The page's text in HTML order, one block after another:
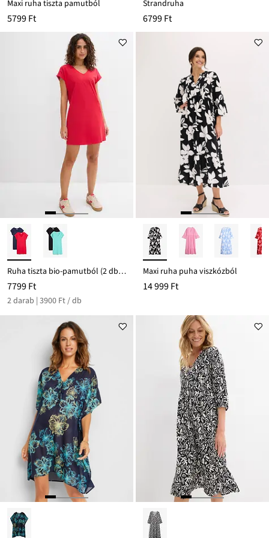
Maxi ruha tiszta pamutból
5799 Ft
Strandruha
6799 Ft
Ruha tiszta bio-pamutból (2 db-os csomag)
7799 Ft
2 darab | 3900 Ft / db
Maxi ruha puha viszkózból
14 999 Ft